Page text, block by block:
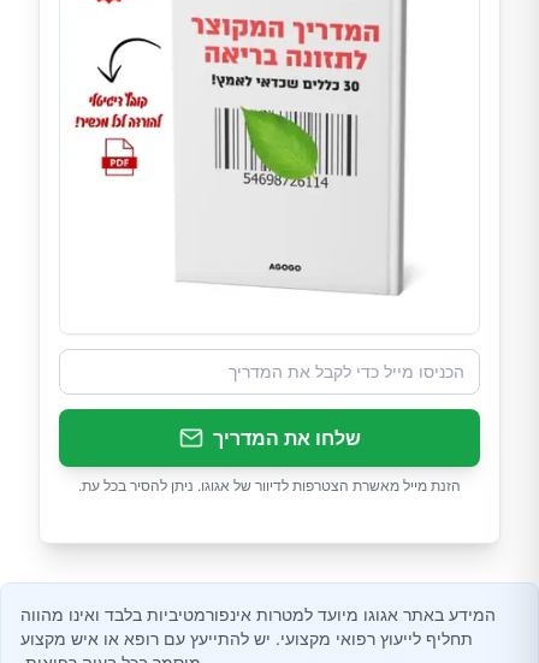
שלחו את המדריך
הזנת מייל מאשרת הצטרפות לדיוור של אגוגו. ניתן להסיר בכל עת.
המידע באתר אגוגו מיועד למטרות אינפורמטיביות בלבד ואינו מהווה
תחליף לייעוץ רפואי מקצועי. יש להתייעץ עם רופא או איש מקצוע